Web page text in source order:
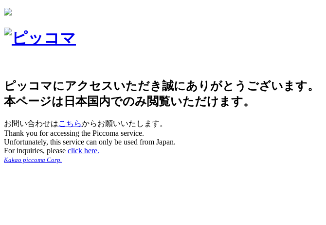
ピッコマにアクセスいただき誠にありがとうございます。
本ページは日本国内でのみ閲覧いただけます。
お問い合わせはこちらからお願いいたします。
Thank you for accessing the Piccoma service.
Unfortunately, this service can only be used from Japan.
For inquiries, please click here.
Kakao piccoma Corp.